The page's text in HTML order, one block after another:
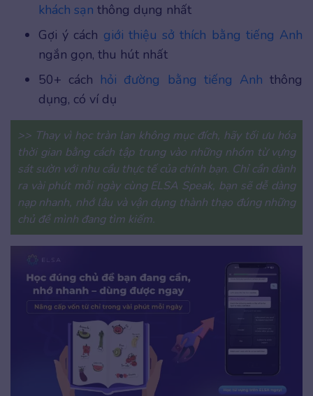
khách sạn thông dụng nhất
Gợi ý cách giới thiệu sở thích bằng tiếng Anh
ngắn gọn, thu hút nhất
50+ cách hỏi đường bằng tiếng Anh thông
dụng, có ví dụ
>> Thay vì học tràn lan không mục đích, hãy tối ưu hóa
thời gian bằng cách tập trung vào những nhóm từ vựng
sát sườn với nhu cầu thực tế của chính bạn. Chỉ cần dành
ra vài phút mỗi ngày cùng ELSA Speak, bạn sẽ dễ dàng
nạp nhanh, nhớ lâu và vận dụng thành thạo đúng những
chủ đề mình đang tìm kiếm.